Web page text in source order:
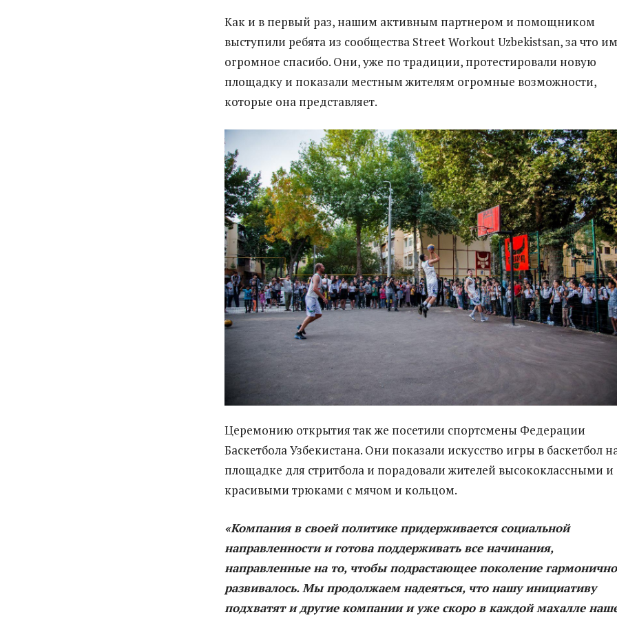
Как и в первый раз, нашим активным партнером и помощником
выступили ребята из сообщества Street Workout Uzbekistsan, за что им
огромное спасибо. Они, уже по традиции, протестировали новую
площадку и показали местным жителям огромные возможности,
которые она представляет.
Церемонию открытия так же посетили спортсмены Федерации
Баскетбола Узбекистана. Они показали искусство игры в баскетбол
площадке для стритбола и порадовали жителей высококлассными и
красивыми трюками с мячом и кольцом.
«Компания в своей политике придерживается социальной
направленности и готова поддерживать все начинания,
направленные на то, чтобы подрастающее поколение гармонично
развивалось. Мы продолжаем надеяться, что нашу инициативу
подхватят и другие компании и уже скоро в каждой махалле